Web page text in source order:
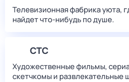
Телевизионная фабрика уюта,
найдет что‑нибудь по душе.
СТС
Художественные фильмы,
скетчкомы и развлекательные